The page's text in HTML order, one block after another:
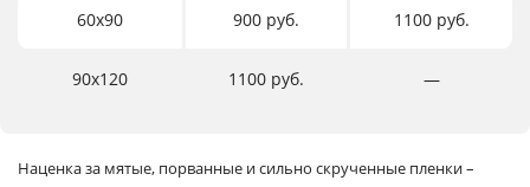
60х90 900 руб. 1100 руб.
90х120 1100 руб. ―
Наценка за мятые, порванные и сильно скрученные пленки –